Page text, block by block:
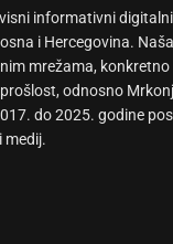
informativni
i Hercegovina.
mrežama,
odnosno
do 2025. godine
medij.